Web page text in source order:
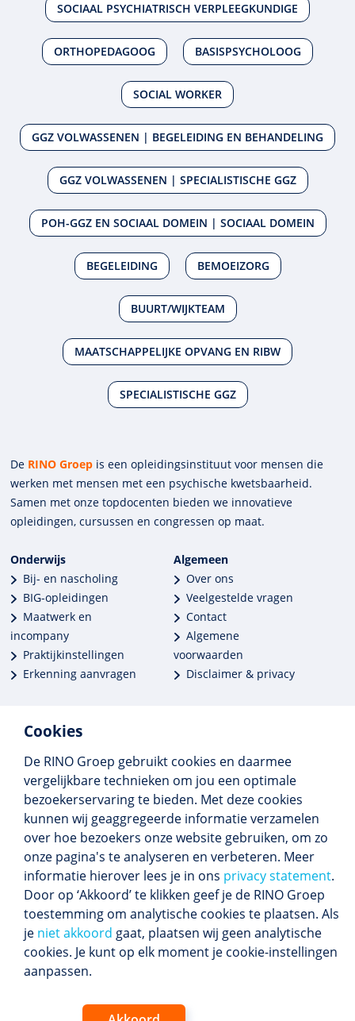
Cookies
De RINO Groep gebruikt cookies en daarmee
vergelijkbare technieken om jou een optimale
bezoekerservaring te bieden. Met deze cookies
kunnen wij geaggregeerde informatie verzamelen
over hoe bezoekers onze website gebruiken, om zo
onze pagina's te analyseren en verbeteren. Meer
informatie hierover lees je in ons privacy statement.
Door op ‘Akkoord’ te klikken geef je de RINO Groep
toestemming om analytische cookies te plaatsen. Als
je niet akkoord gaat, plaatsen wij geen analytische
cookies. Je kunt op elk moment je cookie-instellingen
aanpassen.
SOCIAAL PSYCHIATRISCH VERPLEEGKUNDIGE
ORTHOPEDAGOOG BASISPSYCHOLOOG
SOCIAL WORKER
GGZ VOLWASSENEN | BEGELEIDING EN BEHANDELING
GGZ VOLWASSENEN | SPECIALISTISCHE GGZ
POH-GGZ EN SOCIAAL DOMEIN | SOCIAAL DOMEIN
BEGELEIDING BEMOEIZORG
BUURT/WIJKTEAM
MAATSCHAPPELIJKE OPVANG EN RIBW
SPECIALISTISCHE GGZ
De RINO Groep is een opleidings­insti­tuut voor mensen die
werken met mensen met een psychische kwets­baar­heid.
Samen met onze top­docenten bieden we innova­tieve
opleidingen, cursussen en congres­sen op maat.
Onderwijs
Bij- en nascholing
BIG-opleidingen
Maatwerk en
incompany
Praktijkinstellingen
Erkenning aanvragen
Algemeen
Over ons
Veelgestelde vragen
Contact
Algemene
voorwaarden
Disclaimer & privacy
Meer dan 250 opleidingen
Alle BIG-opleidingen in huis
Cedeo-erkend en CRKBO-geregistreerd
Gemiddelde beoordeling 8,4
Volg ons
Blijf op de hoogte van het (nieuwe) scholings­
aanbod en ons laatste nieuws.